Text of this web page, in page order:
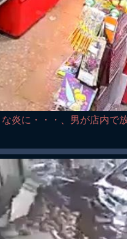
炎に・・・、男が店内で